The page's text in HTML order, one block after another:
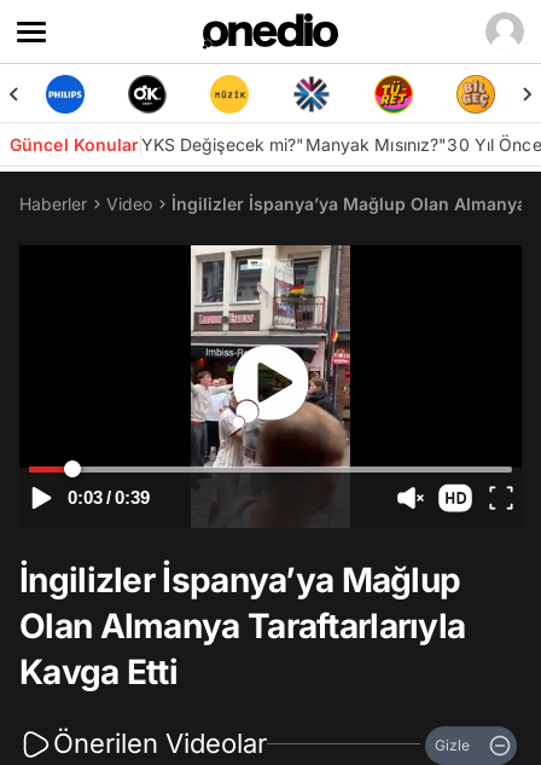
Güncel KonularYKS Değişecek mi?"Manyak Mısınız?"30 Yıl
Haberler Video İngilizler İspanya’ya Mağlup Olan Almanya
0:03/0:39
İngilizler İspanya’ya Mağlup
Olan Almanya Taraftarlarıyla
Kavga Etti
Önerilen Videolar Gizle